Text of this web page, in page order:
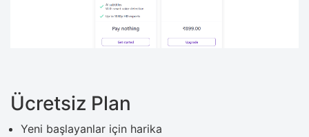
Ücretsiz Plan
Yeni başlayanlar için harika